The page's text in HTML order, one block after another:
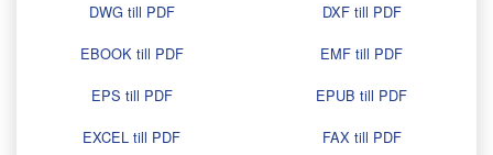
DWG till PDF
DXF till PDF
EBOOK till PDF
EMF till PDF
EPS till PDF
EPUB till PDF
EXCEL till PDF
FAX till PDF